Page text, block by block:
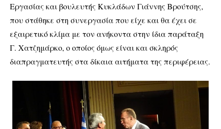
Εργασίας και βουλευτής Κυκλάδων Γιάννης Βρούτσης,
που στάθηκε στη συνεργασία που είχε και θα έχει σε
εξαιρετικό κλίμα με τον ανήκοντα στην ίδια παράταξη
Γ. Χατζημάρκο, ο οποίος όμως είναι και σκληρός
διαπραγματευτής στα δίκαια αιτήματα της περιφέρειας.